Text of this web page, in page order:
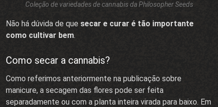
Coleção de variedades de cannabis da Philosopher Seeds
Não há dúvida de que secar e curar é tão importante
como cultivar bem.
Como secar a cannabis?
Como referimos anteriormente na publicação sobre
manicure, a secagem das flores pode ser feita
separadamente ou com a planta inteira virada para baixo. Em